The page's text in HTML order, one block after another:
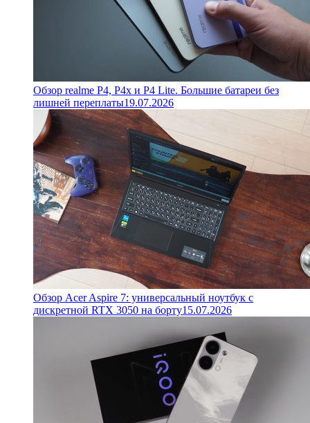
Обзор realme P4, P4x и P4 Lite. Большие батареи без
лишней переплаты19.07.2026
Обзор Acer Aspire 7: универсальный ноутбук с
дискретной RTX 3050 на борту15.07.2026